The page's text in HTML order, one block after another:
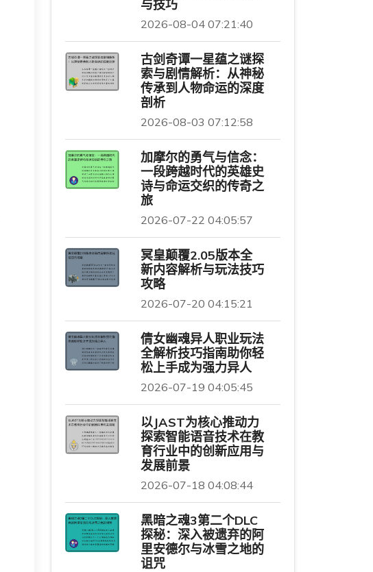
与技巧
2026-08-04 07:21:40
古剑奇谭一星蕴之谜探
索与剧情解析：从神秘
传承到人物命运的深度
剖析
2026-08-03 07:12:58
加摩尔的勇气与信念：
一段跨越时代的英雄史
诗与命运交织的传奇之
旅
2026-07-22 04:05:57
冥皇颠覆2.05版本全
新内容解析与玩法技巧
攻略
2026-07-20 04:15:21
倩女幽魂异人职业玩法
全解析技巧指南助你轻
松上手成为强力异人
2026-07-19 04:05:45
以JAST为核心推动力
探索智能语音技术在教
育行业中的创新应用与
发展前景
2026-07-18 04:08:44
黑暗之魂3第二个DLC
探秘：深入被遗弃的阿
里安德尔与冰雪之地的
诅咒